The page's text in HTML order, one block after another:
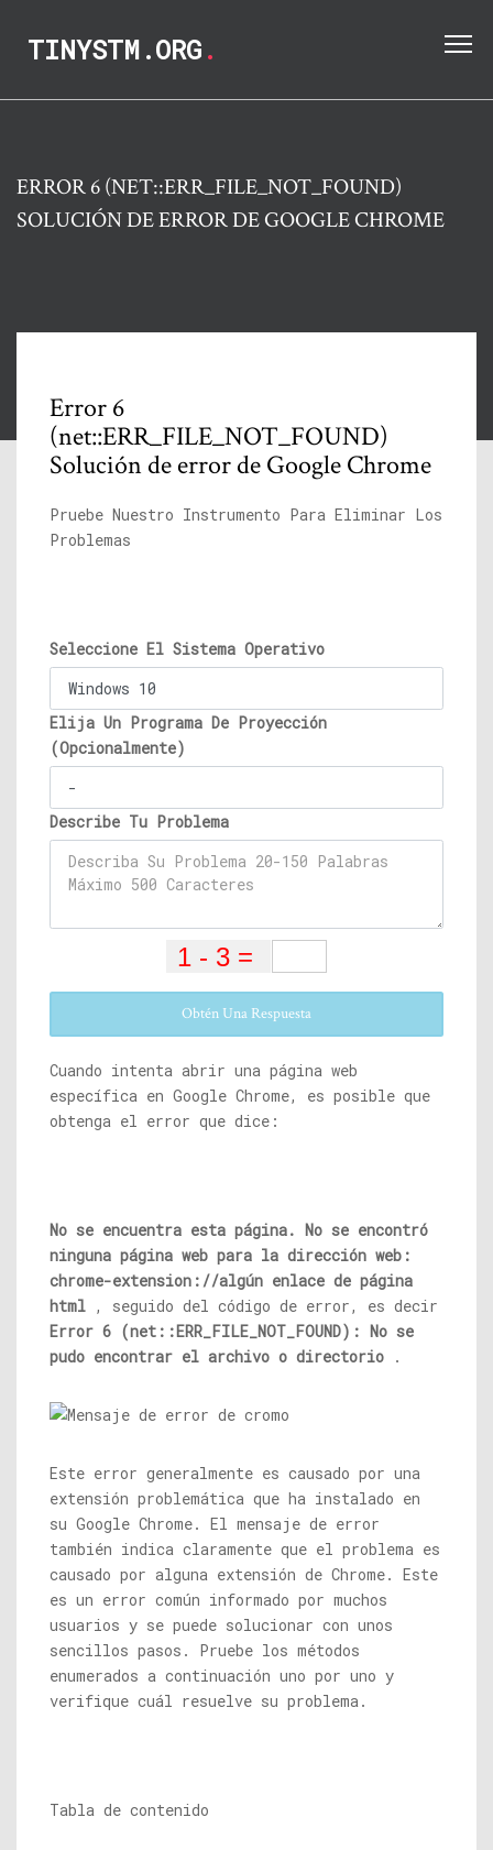
TINYSTM.ORG.
ERROR 6 (NET::ERR_FILE_NOT_FOUND)
SOLUCIÓN DE ERROR DE GOOGLE CHROME
Error 6
(net::ERR_FILE_NOT_FOUND)
Solución de error de Google Chrome
Pruebe Nuestro Instrumento Para Eliminar Los
Problemas
Seleccione El Sistema Operativo
Elija Un Programa De Proyección
(Opcionalmente)
Describe Tu Problema
Obtén Una Respuesta
Cuando intenta abrir una página web
específica en Google Chrome, es posible que
obtenga el error que dice:
No se encuentra esta página. No se encontró
ninguna página web para la dirección web:
chrome-extension://algún enlace de página
html , seguido del código de error, es decir
Error 6 (net::ERR_FILE_NOT_FOUND): No se
pudo encontrar el archivo o directorio .
Este error generalmente es causado por una
extensión problemática que ha instalado en
su Google Chrome. El mensaje de error
también indica claramente que el problema es
causado por alguna extensión de Chrome. Este
es un error común informado por muchos
usuarios y se puede solucionar con unos
sencillos pasos. Pruebe los métodos
enumerados a continuación uno por uno y
verifique cuál resuelve su problema.
Tabla de contenido